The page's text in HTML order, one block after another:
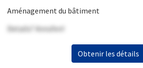
Aménagement du bâtiment
Details? Anrufen!
Obtenir les détails